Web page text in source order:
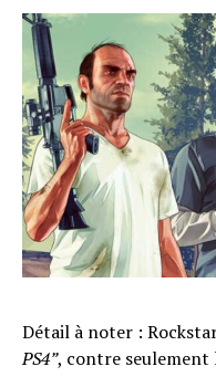
Détail à noter :
PS4”, contre seulement